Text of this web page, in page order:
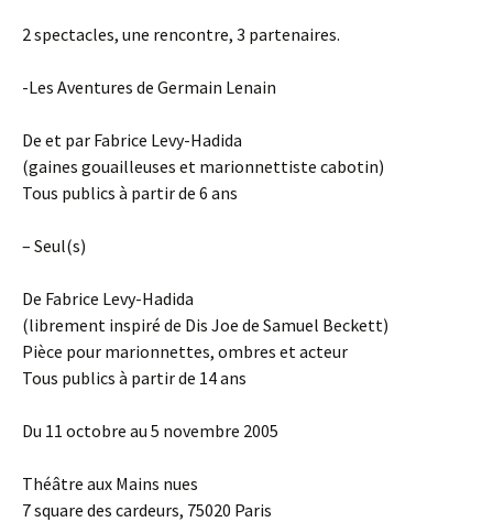
2 spectacles, une rencontre, 3 partenaires.
-Les Aventures de Germain Lenain
De et par Fabrice Levy-Hadida
(gaines gouailleuses et marionnettiste cabotin)
Tous publics à partir de 6 ans
– Seul(s)
De Fabrice Levy-Hadida
(librement inspiré de Dis Joe de Samuel Beckett)
Pièce pour marionnettes, ombres et acteur
Tous publics à partir de 14 ans
Du 11 octobre au 5 novembre 2005
Théâtre aux Mains nues
7 square des cardeurs, 75020 Paris